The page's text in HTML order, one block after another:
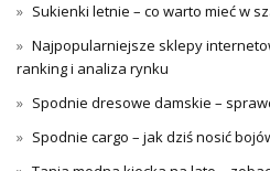
Sukienki letnie – co warto mieć w
Najpopularniejsze sklepy
ranking i analiza rynku
Spodnie dresowe damskie –
Spodnie cargo – jak dziś nosić